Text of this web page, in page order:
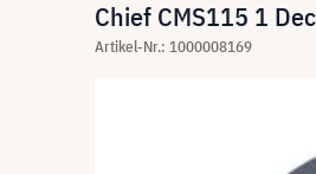
Chief CMS115 1
Artikel-Nr.: 1000008169